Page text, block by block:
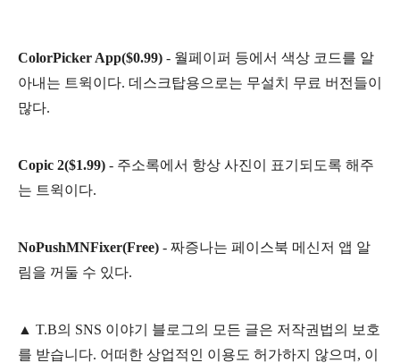
ColorPicker App($0.99) - 월페이퍼 등에서 색상 코드를 알
아내는 트윅이다. 데스크탑용으로는 무설치 무료 버전들이
많다.
Copic 2($1.99) - 주소록에서 항상 사진이 표기되도록 해주
는 트윅이다.
NoPushMNFixer(Free) - 짜증나는 페이스북 메신저 앱 알
림을 꺼둘 수 있다.
▲ T.B의 SNS 이야기 블 로그의 모든 글은 저작권법의 보호
를 받습니다. 어떠한 상업적인 이용도 허가하지 않으며, 이